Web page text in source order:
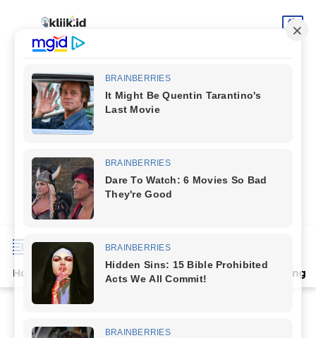
Home Terpopuler Indeks Artikel Deli Serdang